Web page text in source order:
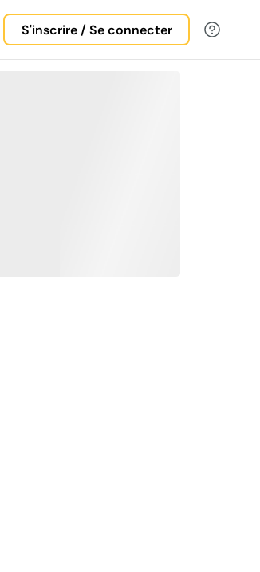
S'inscrire / Se connecter